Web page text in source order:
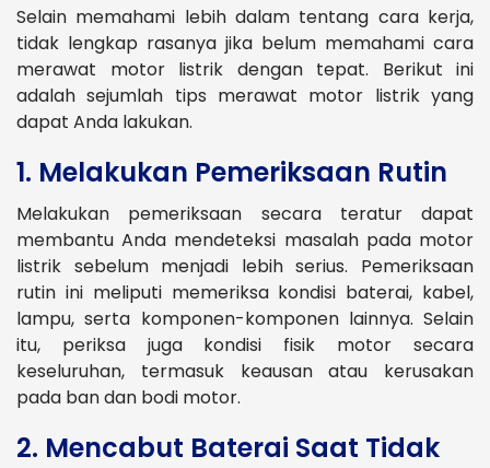
Selain memahami lebih dalam tentang cara kerja,
tidak lengkap rasanya jika belum memahami cara
merawat motor listrik dengan tepat. Berikut ini
adalah sejumlah tips merawat motor listrik yang
dapat Anda lakukan.
1. Melakukan Pemeriksaan Rutin
Melakukan pemeriksaan secara teratur dapat
membantu Anda mendeteksi masalah pada motor
listrik sebelum menjadi lebih serius. Pemeriksaan
rutin ini meliputi memeriksa kondisi baterai, kabel,
lampu, serta komponen-komponen lainnya. Selain
itu, periksa juga kondisi fisik motor secara
keseluruhan, termasuk keausan atau kerusakan
pada ban dan bodi motor.
2. Mencabut Baterai Saat Tidak